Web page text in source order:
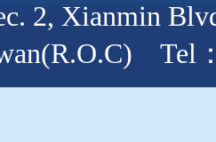
2, Xianmin
Tel